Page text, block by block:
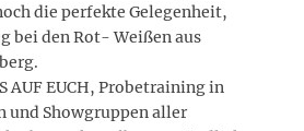
die perfekte Gelegenheit,
bei den Rot- Weißen aus
AUF EUCH, Probetraining in
und Showgruppen aller